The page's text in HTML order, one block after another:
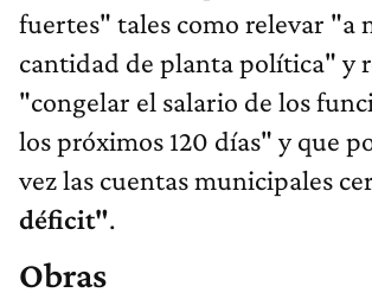
fuertes" tales como relevar "a
cantidad de planta política" y
"congelar el salario de los
los próximos 120 días" y que
vez las cuentas municipales
déficit".
Obras